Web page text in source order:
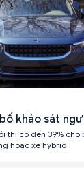
khảo sát
thì có đến 39% cho
hoặc xe hybrid.